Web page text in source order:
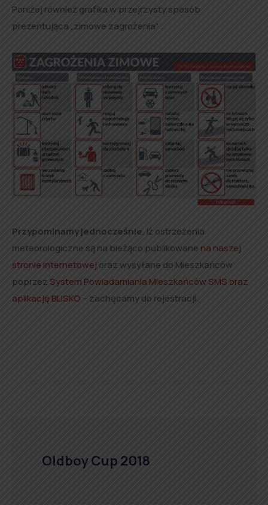
Poniżej również grafika w przejrzysty sposób
prezentująca „zimowe zagrożenia” .
Przypominamy jednocześnie, iż ostrzeżenia
meteorologiczne są na bieżąco publikowane na naszej
stronie internetowej oraz wysyłane do Mieszkańców
poprzezSystem Powiadamiania Mieszkańców SMS oraz
aplikację BLISKO – zachęcamy do rejestracji.
Oldboy Cup 2018